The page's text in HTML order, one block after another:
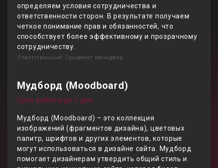
определяем условия сотрудничества и
ответственности сторон. В результате получаем
четкое понимание прав и обязанностей, что
способствует более эффективному и прозрачному
сотрудничеству.
Ответственный: Проджект менеджер
Мудборд (Moodboard)
Срок работы до 1 дня
Мудборд (Moodboard) – это коллекция
изображений (фрагментов дизайна), цветовых
палитр, шрифтов и других элементов, которые
могут использоваться в дизайне сайта. Мудборд
помогает дизайнерам утвердить общий стиль и